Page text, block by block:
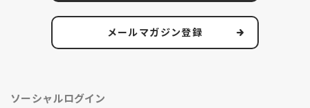
メールマガジン登録
ソーシャルログイン